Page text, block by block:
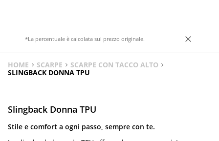
*La percentuale è calcolata sul prezzo originale.
HOME SCARPE
SCARPE CON TACCO ALTO
SLINGBACK DONNA TPU
Slingback Donna TPU
Stile e comfort a ogni passo, sempre con te.